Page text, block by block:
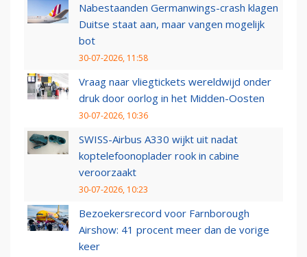
Nabestaanden Germanwings-crash klagen
Duitse staat aan, maar vangen mogelijk
bot
30-07-2026, 11:58
Vraag naar vliegtickets wereldwijd onder
druk door oorlog in het Midden-Oosten
30-07-2026, 10:36
SWISS-Airbus A330 wijkt uit nadat
koptelefoonoplader rook in cabine
veroorzaakt
30-07-2026, 10:23
Bezoekersrecord voor Farnborough
Airshow: 41 procent meer dan de vorige
keer